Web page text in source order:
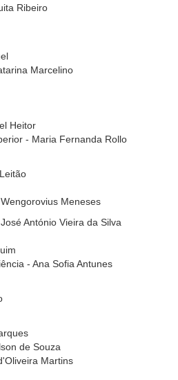
Ribeiro
Marcelino
Heitor
- Maria Fernanda Rollo
Meneses
António Vieira da Silva
- Ana Sofia Antunes
de Souza
Martins